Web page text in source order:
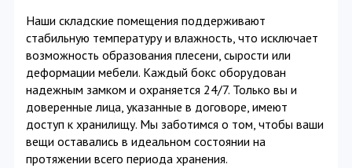
Наши складские помещения поддерживают
стабильную температуру и влажность, что исключает
возможность образования плесени, сырости или
деформации мебели. Каждый бокс оборудован
надежным замком и охраняется 24/7. Только вы и
доверенные лица, указанные в договоре, имеют
доступ к хранилищу. Мы заботимся о том, чтобы ваши
вещи оставались в идеальном состоянии на
протяжении всего периода хранения.